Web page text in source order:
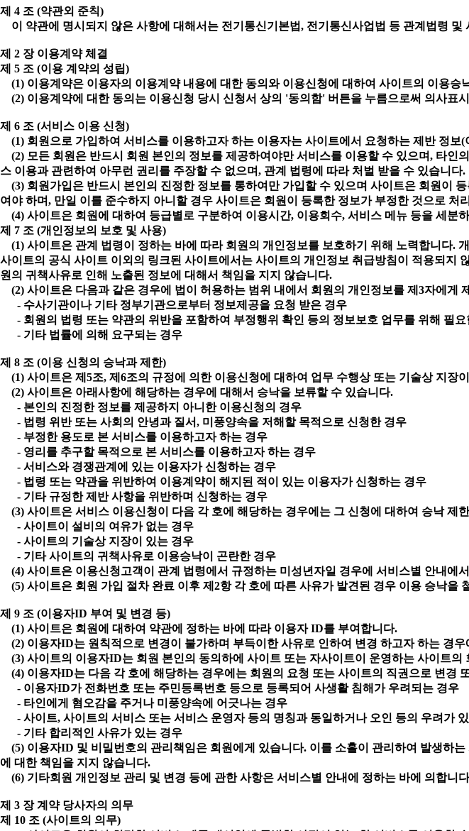
제 4 조 (약관외 준칙)
이 약관에 명시되지 않은 사항에 대해서는 전기통신기본법, 전기통신사업법 등 관계법령
제 2 장 이용계약 체결
제 5 조 (이용 계약의 성립)
(1) 이용계약은 이용자의 이용계약 내용에 대한 동의와 이용신청에 대하여 사이트의 이용승
(2) 이용계약에 대한 동의는 이용신청 당시 신청서 상의 '동의함' 버튼을 누름으로써 의사표
제 6 조 (서비스 이용 신청)
(1) 회원으로 가입하여 서비스를 이용하고자 하는 이용자는 사이트에서 요청하는 제반 정보
(2) 모든 회원은 반드시 회원 본인의 정보를 제공하여야만 서비스를 이용할 수 있으며, 타인
스 이용과 관련하여 아무런 권리를 주장할 수 없으며, 관계 법령에 따라 처벌 받을 수 있습니다.
(3) 회원가입은 반드시 본인의 진정한 정보를 통하여만 가입할 수 있으며 사이트은 회원이
여야 하며, 만일 이를 준수하지 아니할 경우 사이트은 회원이 등록한 정보가 부정한 것으로 처
(4) 사이트은 회원에 대하여 등급별로 구분하여 이용시간, 이용회수, 서비스 메뉴 등을 세분
제 7 조 (개인정보의 보호 및 사용)
(1) 사이트은 관계 법령이 정하는 바에 따라 회원의 개인정보를 보호하기 위해 노력합니다.
사이트의 공식 사이트 이외의 링크된 사이트에서는 사이트의 개인정보 취급방침이 적용되지
원의 귀책사유로 인해 노출된 정보에 대해서 책임을 지지 않습니다.
(2) 사이트은 다음과 같은 경우에 법이 허용하는 범위 내에서 회원의 개인정보를 제3자에게
- 수사기관이나 기타 정부기관으로부터 정보제공을 요청 받은 경우
- 회원의 법령 또는 약관의 위반을 포함하여 부정행위 확인 등의 정보보호 업무를 위해 필요
- 기타 법률에 의해 요구되는 경우
제 8 조 (이용 신청의 승낙과 제한)
(1) 사이트은 제5조, 제6조의 규정에 의한 이용신청에 대하여 업무 수행상 또는 기술상 지장
(2) 사이트은 아래사항에 해당하는 경우에 대해서 승낙을 보류할 수 있습니다.
- 본인의 진정한 정보를 제공하지 아니한 이용신청의 경우
- 법령 위반 또는 사회의 안녕과 질서, 미풍양속을 저해할 목적으로 신청한 경우
- 부정한 용도로 본 서비스를 이용하고자 하는 경우
- 영리를 추구할 목적으로 본 서비스를 이용하고자 하는 경우
- 서비스와 경쟁관계에 있는 이용자가 신청하는 경우
- 법령 또는 약관을 위반하여 이용계약이 해지된 적이 있는 이용자가 신청하는 경우
- 기타 규정한 제반 사항을 위반하며 신청하는 경우
(3) 사이트은 서비스 이용신청이 다음 각 호에 해당하는 경우에는 그 신청에 대하여 승낙 제
- 사이트이 설비의 여유가 없는 경우
- 사이트의 기술상 지장이 있는 경우
- 기타 사이트의 귀책사유로 이용승낙이 곤란한 경우
(4) 사이트은 이용신청고객이 관계 법령에서 규정하는 미성년자일 경우에 서비스별 안내에
(5) 사이트은 회원 가입 절차 완료 이후 제2항 각 호에 따른 사유가 발견된 경우 이용 승낙을
제 9 조 (이용자ID 부여 및 변경 등)
(1) 사이트은 회원에 대하여 약관에 정하는 바에 따라 이용자 ID를 부여합니다.
(2) 이용자ID는 원칙적으로 변경이 불가하며 부득이한 사유로 인하여 변경 하고자 하는 경
(3) 사이트의 이용자ID는 회원 본인의 동의하에 사이트 또는 자사이트이 운영하는 사이트의
(4) 이용자ID는 다음 각 호에 해당하는 경우에는 회원의 요청 또는 사이트의 직권으로 변경
- 이용자ID가 전화번호 또는 주민등록번호 등으로 등록되어 사생활 침해가 우려되는 경우
- 타인에게 혐오감을 주거나 미풍양속에 어긋나는 경우
- 사이트, 사이트의 서비스 또는 서비스 운영자 등의 명칭과 동일하거나 오인 등의 우려가
- 기타 합리적인 사유가 있는 경우
(5) 이용자ID 및 비밀번호의 관리책임은 회원에게 있습니다. 이를 소홀이 관리하여 발생하
에 대한 책임을 지지 않습니다.
(6) 기타회원 개인정보 관리 및 변경 등에 관한 사항은 서비스별 안내에 정하는 바에 의합니
제 3 장 계약 당사자의 의무
제 10 조 (사이트의 의무)